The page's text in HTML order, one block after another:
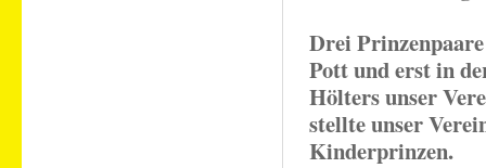
Drei
Pott und erst in
Hölters unser
stellte unser
Kinderprinzen.